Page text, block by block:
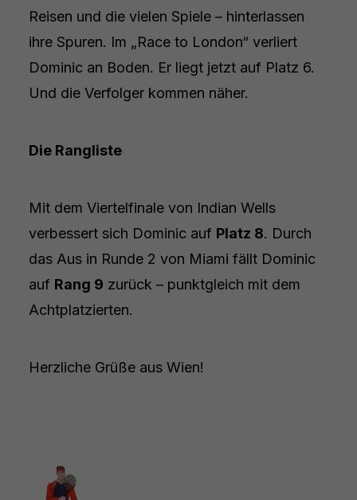
Reisen und die vielen Spiele – hinterlassen
ihre Spuren. Im „Race to London“ verliert
Dominic an Boden. Er liegt jetzt auf Platz 6.
Und die Verfolger kommen näher.
Die Rangliste
Mit dem Viertelfinale von Indian Wells
verbessert sich Dominic auf Platz 8. Durch
das Aus in Runde 2 von Miami fällt Dominic
auf Rang 9 zurück – punktgleich mit dem
Achtplatzierten.
Herzliche Grüße aus Wien!